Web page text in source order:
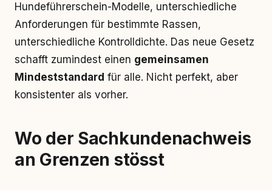
Hundeführerschein-Modelle, unterschiedliche
Anforderungen für bestimmte Rassen,
unterschiedliche Kontrolldichte. Das neue Gesetz
schafft zumindest einen gemeinsamen
Mindeststandard für alle. Nicht perfekt, aber
konsistenter als vorher.
Wo der Sachkundenachweis
an Grenzen stösst